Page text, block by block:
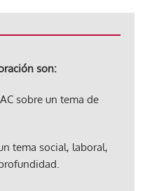
son:
sobre un tema de
tema social, laboral,